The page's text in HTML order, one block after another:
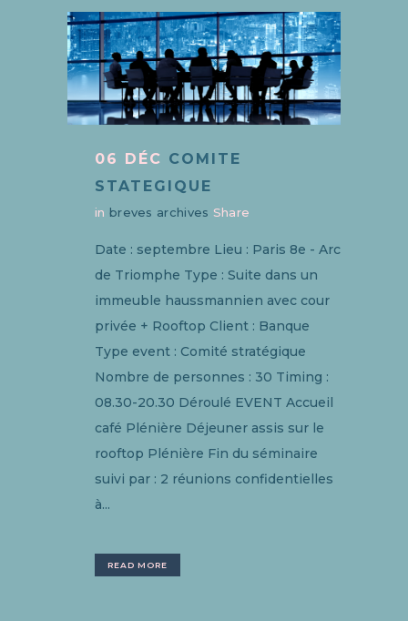
06 DÉC COMITE
STATEGIQUE
in breves archives Share
Date : septembre Lieu : Paris 8e - Arc
de Triomphe Type : Suite dans un
immeuble haussmannien avec cour
privée + Rooftop Client : Banque
Type event : Comité stratégique
Nombre de personnes : 30 Timing :
08.30-20.30 Déroulé EVENT Accueil
café Plénière Déjeuner assis sur le
rooftop Plénière Fin du séminaire
suivi par : 2 réunions confidentielles
à...
READ MORE